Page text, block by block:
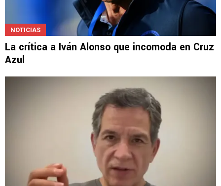
NOTICIAS
La crítica a Iván Alonso que incomoda en Cruz
Azul